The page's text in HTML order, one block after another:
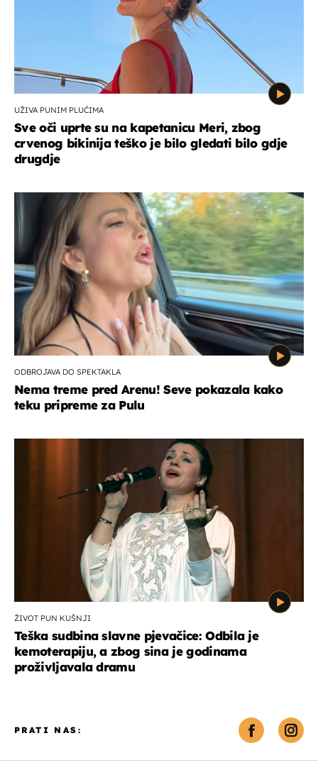
UŽIVA PUNIM PLUĆIMA
Sve oči uprte su na kapetanicu Meri, zbog
crvenog bikinija teško je bilo gledati bilo gdje
drugdje
ODBROJAVA DO SPEKTAKLA
Nema treme pred Arenu! Seve pokazala kako
teku pripreme za Pulu
ŽIVOT PUN KUŠNJI
Teška sudbina slavne pjevačice: Odbila je
kemoterapiju, a zbog sina je godinama
proživljavala dramu
PRATI NAS: